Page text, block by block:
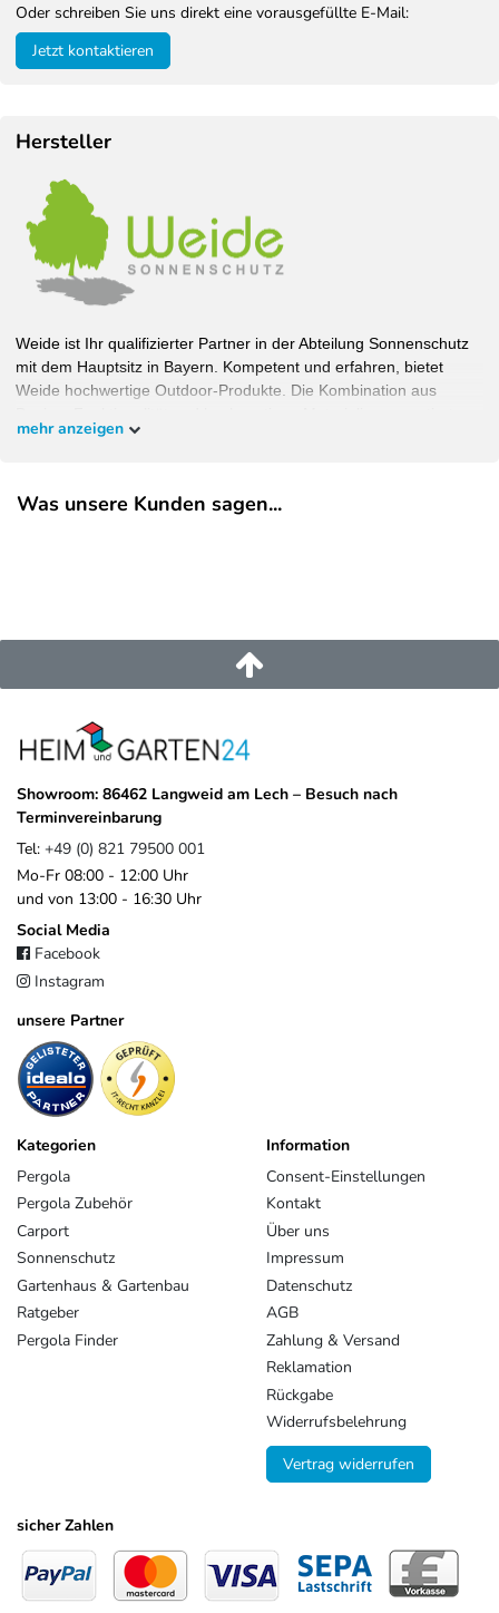
Oder schreiben Sie uns direkt eine vorausgefüllte E-Mail:
Jetzt kontaktieren
Hersteller
Weide ist Ihr qualifizierter Partner in der Abteilung Sonnenschutz
mit dem Hauptsitz in Bayern. Kompetent und erfahren, bietet
Weide hochwertige Outdoor-Produkte. Die Kombination aus
Wohlfühlambiente bei bestem Schutz. Bauen Sie Ihren Garten,
EU-Verantwortlicher
+49 821 79500 001
mehr anzeigen
Was unsere Kunden sagen...
Showroom: 86462 Langweid am Lech – Besuch nach
Terminvereinbarung
Tel: +49 (0) 821 79500 001
Mo-Fr 08:00 - 12:00 Uhr
und von 13:00 - 16:30 Uhr
Social Media
Facebook
Instagram
unsere Partner
Kategorien
Pergola
Pergola Zubehör
Carport
Sonnenschutz
Gartenhaus & Gartenbau
Ratgeber
Pergola Finder
Information
Consent-Einstellungen
Kontakt
Über uns
Impressum
Datenschutz
AGB
Zahlung & Versand
Reklamation
Rückgabe
Widerrufsbelehrung
Vertrag widerrufen
sicher Zahlen